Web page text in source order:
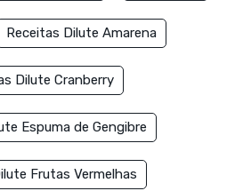
Receitas Dilute Amarena
Dilute Cranberry
Espuma de Gengibre
Frutas Vermelhas